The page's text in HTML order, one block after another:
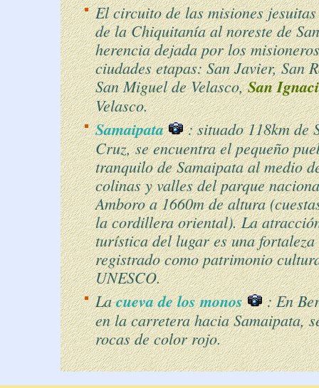
El circuito de las misiones
de la Chiquitanía al noreste de
herencia dejada por los
ciudades etapas: San Javier, San
San Miguel de Velasco,San
Velasco.
Samaipata
: situado 118km de
Cruz, se encuentra el pequeño
tranquilo de Samaipata al medio
colinas y valles del parque
Amboro a 1660m de altura
la cordillera oriental). La
turística del lugar es una
registrado como patrimonio
UNESCO.
Lacueva de los monos
: En
en la carretera hacia Samaipata,
rocas de color rojo.